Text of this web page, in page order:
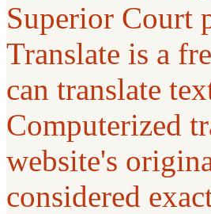
Superior Court
Translate is a
can translate
Computerized
website's
considered